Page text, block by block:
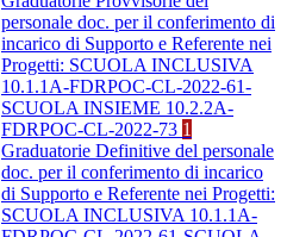
personale doc. per il conferimento di
incarico di Supporto e Referente nei
Progetti: SCUOLA INCLUSIVA
10.1.1A-FDRPOC-CL-2022-61-
SCUOLA INSIEME 10.2.2A-
FDRPOC-CL-2022-73 1
Graduatorie Definitive del personale
doc. per il conferimento di incarico
di Supporto e Referente nei Progetti:
SCUOLA INCLUSIVA 10.1.1A-